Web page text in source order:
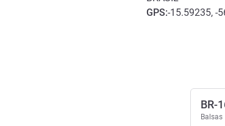
GPS:-15.59235, -
BR-
Balsas